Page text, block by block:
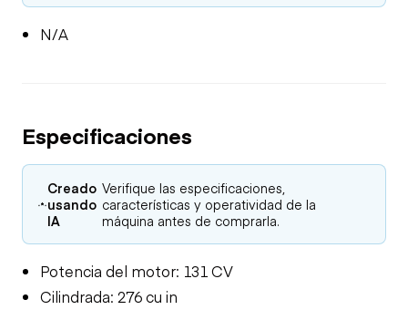
N/A
Especificaciones
Creado
usando
IA
Verifique las especificaciones,
características y operatividad de la
máquina antes de comprarla.
Potencia del motor: 131 CV
Cilindrada: 276 cu in